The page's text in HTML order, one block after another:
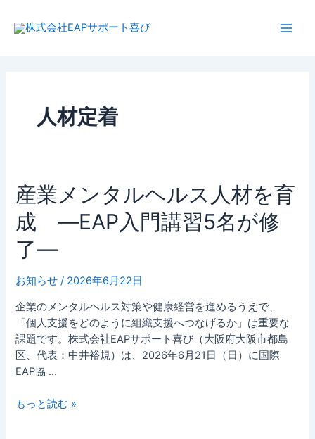
人材定着
産業メンタルヘルス人材を育
成 ―EAP入門講習5名が修
了―
お知らせ / 2026年6月22日
企業のメンタルヘルス対策や健康経営を進めるうえで、
「個人支援をどのように組織支援へつなげるか」は重要な
課題です。株式会社EAPサポート喜び（大阪府大阪市都島
区、代表：中井裕規）は、2026年6月21日（日）に国際
EAP協 …
産
業
メ
ン
ヘ
ル
ス
人
材
を
成
―EAP
もっと読む »